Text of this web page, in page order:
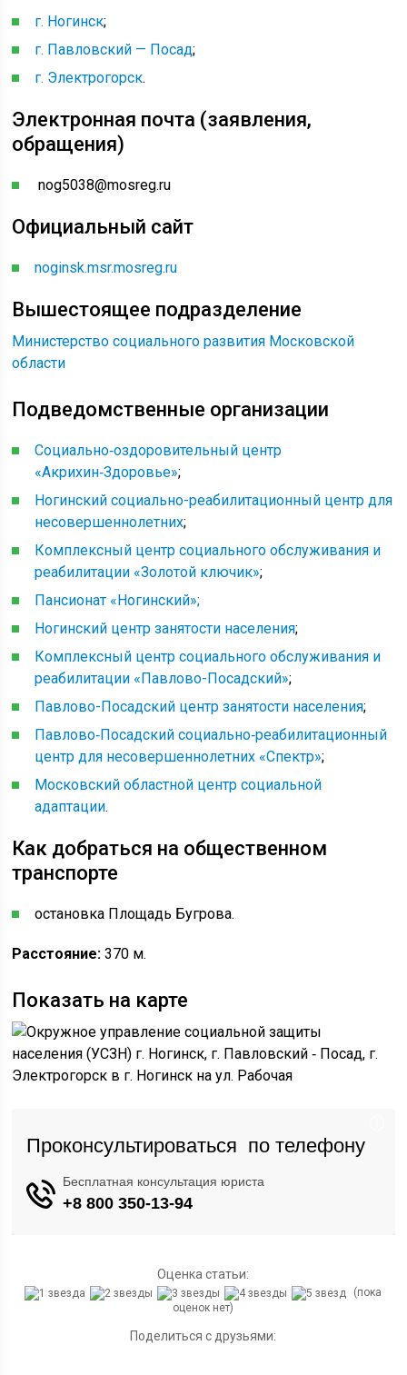
г. Ногинск;
г. Павловский — Посад;
г. Электрогорск.
Электронная почта (заявления,
обращения)
nog5038@mosreg.ru
Официальный сайт
noginsk.msr.mosreg.ru
Вышестоящее подразделение
Министерство социального развития Московской
области
Подведомственные организации
Социально‑оздоровительный центр
«Акрихин‑Здоровье»;
Ногинский социально-реабилитационный центр для
несовершеннолетних;
Комплексный центр социального обслуживания и
реабилитации «Золотой ключик»;
Пансионат «Ногинский»;
Ногинский центр занятости населения;
Комплексный центр социального обслуживания и
реабилитации «Павлово-Посадский»;
Павлово-Посадский центр занятости населения;
Павлово‑Посадский социально‑реабилитационный
центр для несовершеннолетних «Спектр»;
Московский областной центр социальной
адаптации.
Как добраться на общественном
транспорте
остановка Площадь Бугрова.
Расстояние:370 м.
Показать на карте
Оценка статьи:
(пока
оценок нет)
Поделиться с друзьями: